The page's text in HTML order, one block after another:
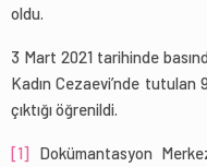
oldu.
3 Mart 2021 tarihinde
Kadın Cezaevi’nde
çıktığı öğrenildi.
[1] Dokümantasyon